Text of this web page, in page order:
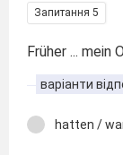
Запитання 5
Früher ... mein
варіанти
hatten /